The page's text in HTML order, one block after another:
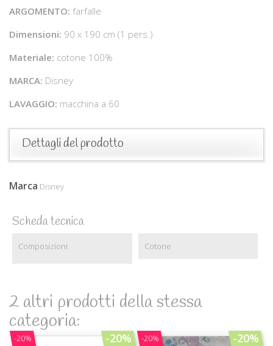
ARGOMENTO: farfalle
Dimensioni: 90 x 190 cm (1 pers.)
Materiale: cotone 100%
MARCA: Disney
LAVAGGIO: macchina a 60
Dettagli del prodotto
Marca Disney
Scheda tecnica
Composizioni Cotone
2 altri prodotti della stessa
categoria:
-20% -20% -20% -20%